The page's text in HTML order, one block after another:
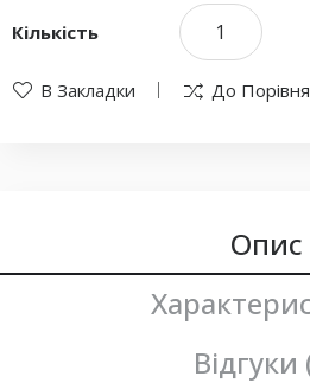
Кількість
В Закладки До
Опис
Відгуки